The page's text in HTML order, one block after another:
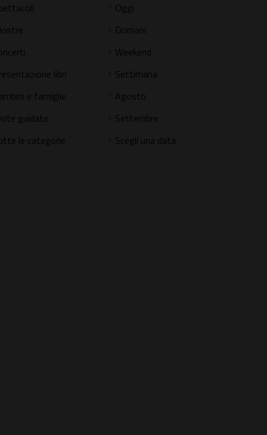
libri
e famiglie
guidate
le categorie
Oggi
Domani
Weekend
Settimana
Agosto
Settembre
Scegli una data